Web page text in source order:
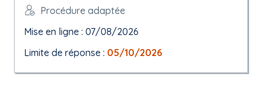
Procédure adaptée
Mise en ligne : 07/08/2026
Limite de réponse : 05/10/2026